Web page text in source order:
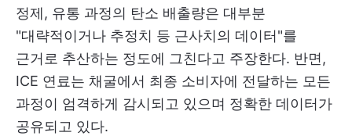
정제, 유통 과정의 탄소 배출량은 대부분
"대략적이거나 추정치 등 근사치의 데이터"를
근거로 추산하는 정도에 그친다고 주장한다. 반면,
ICE 연료는 채굴에서 최종 소비자에 전달하는 모든
과정이 엄격하게 감시되고 있으며 정확한 데이터가
공유되고 있다.